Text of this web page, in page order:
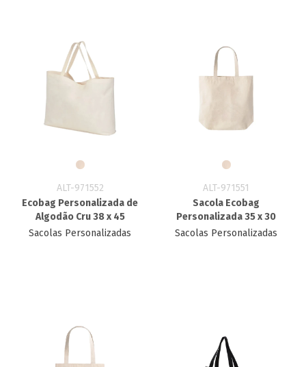
ALT-971552
Ecobag Personalizada​ de
Algodão Cru 38 x 45
Sacolas Personalizadas
ALT-971551
Sacola Ecobag
Personalizada​ 35 x 30
Sacolas Personalizadas